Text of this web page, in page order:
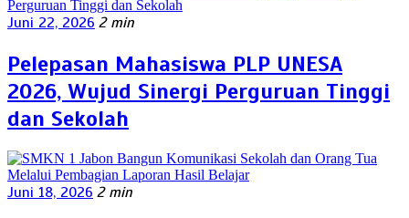
Juni 22, 2026 2 min
Pelepasan Mahasiswa PLP UNESA
2026, Wujud Sinergi Perguruan Tinggi
dan Sekolah
Juni 18, 2026 2 min